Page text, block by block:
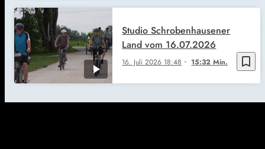
bookmark_border
16. Juli 2026 18:48 15:32 Min.
Studio Schrobenhausener
Land vom 16.07.2026